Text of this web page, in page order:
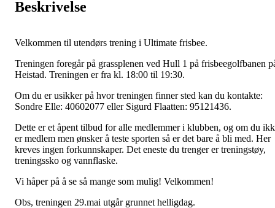
Beskrivelse
Velkommen til utendørs trening i Ultimate frisbee.
Treningen foregår på grassplenen ved Hull 1 på frisbeegolfbanen
Heistad. Treningen er fra kl. 18:00 til 19:30.
Om du er usikker på hvor treningen finner sted kan du kontakte:
Sondre Elle: 40602077 eller Sigurd Flaatten: 95121436.
Dette er et åpent tilbud for alle medlemmer i klubben, og om du
er medlem men ønsker å teste sporten så er det bare å bli med. Her
kreves ingen forkunnskaper. Det eneste du trenger er treningstøy,
treningssko og vannflaske.
Vi håper på å se så mange som mulig! Velkommen!
Obs, treningen 29.mai utgår grunnet helligdag.